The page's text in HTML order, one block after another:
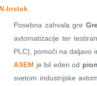
Instek
Posebna zahvala gre
avtomatizacije ter
PLC), pomoči na daljavo
ASEM je bil eden od
svetom industrijske